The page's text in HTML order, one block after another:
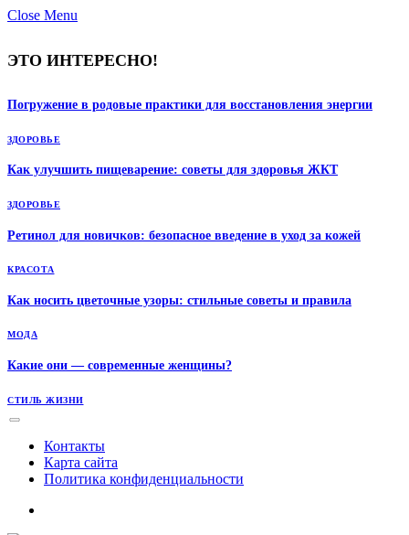
Close Menu
ЭТО ИНТЕРЕСНО!
Погружение в родовые практики для восстановления энергии
ЗДОРОВЬЕ
Как улучшить пищеварение: советы для здоровья ЖКТ
ЗДОРОВЬЕ
Ретинол для новичков: безопасное введение в уход за кожей
КРАСОТА
Как носить цветочные узоры: стильные советы и правила
МОДА
Какие они — современные женщины?
СТИЛЬ ЖИЗНИ
Контакты
Карта сайта
Политика конфиденциальности